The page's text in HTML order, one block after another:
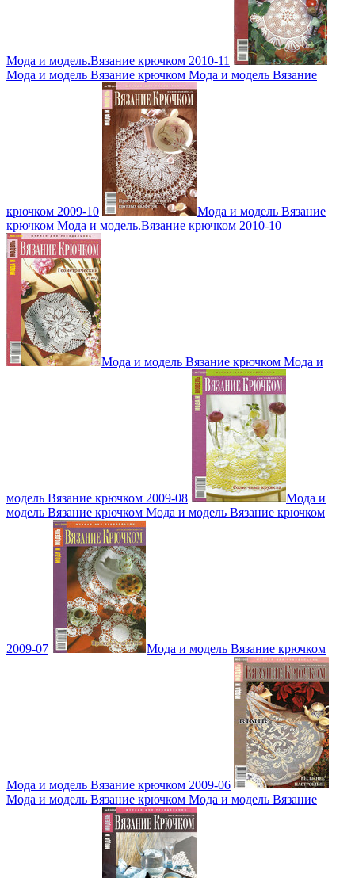
Мода и модель.Вязание крючком 2010-11
Мода и модель Вязание крючком Мода и модель Вязание
крючком 2009-10
Мода и модель Вязание
крючком Мода и модель.Вязание крючком 2010-10
Мода и модель Вязание крючком Мода и
модель Вязание крючком 2009-08
Мода и
модель Вязание крючком Мода и модель Вязание крючком
2009-07 Мода и модель Вязание крючком
Мода и модель Вязание крючком 2009-06
Мода и модель Вязание крючком Мода и модель Вязание